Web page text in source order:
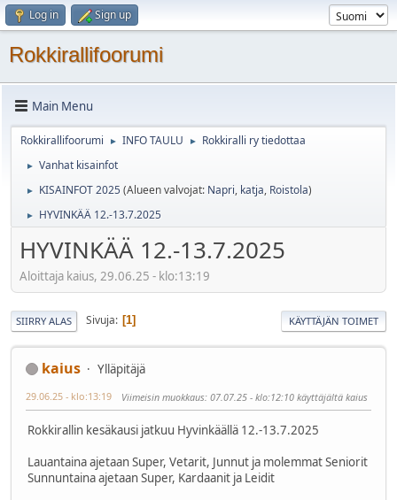
Log in Sign up
Rokkirallifoorumi
Main Menu
Rokkirallifoorumi ► INFO TAULU ► Rokkiralli ry tiedottaa
► Vanhat kisainfot
► KISAINFOT 2025(Alueen valvojat: Napri, katja, Roistola)
► HYVINKÄÄ 12.-13.7.2025
HYVINKÄÄ 12.-13.7.2025
Aloittaja kaius, 29.06.25 - klo:13:19
SIIRRY ALAS Sivuja 1 KÄYTTÄJÄN TOIMET
kaius Ylläpitäjä
29.06.25 - klo:13:19 Viimeisin muokkaus: 07.07.25 - klo:12:10 käyttäjältä kaius
Rokkirallin kesäkausi jatkuu Hyvinkäällä 12.-13.7.2025
Lauantaina ajetaan Super, Vetarit, Junnut ja molemmat Seniorit
Sunnuntaina ajetaan Super, Kardaanit ja Leidit